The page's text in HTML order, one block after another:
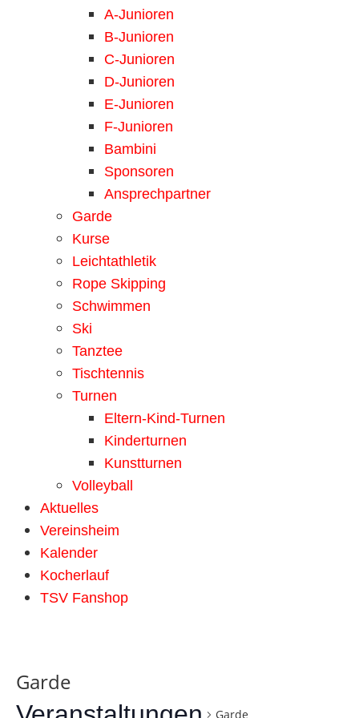
A-Junioren
B-Junioren
C-Junioren
D-Junioren
E-Junioren
F-Junioren
Bambini
Sponsoren
Ansprechpartner
Garde
Kurse
Leichtathletik
Rope Skipping
Schwimmen
Ski
Tanztee
Tischtennis
Turnen
Eltern-Kind-Turnen
Kinderturnen
Kunstturnen
Volleyball
Aktuelles
Vereinsheim
Kalender
Kocherlauf
TSV Fanshop
Garde
Garde